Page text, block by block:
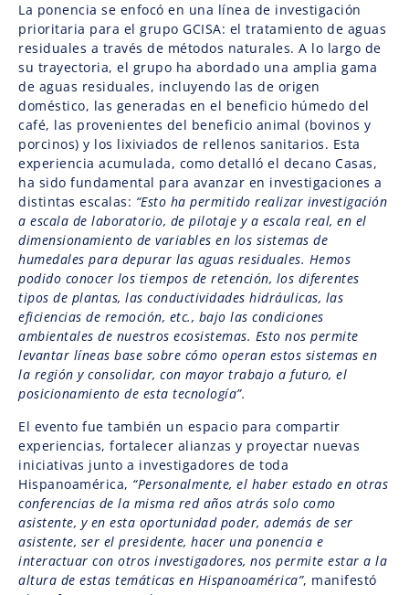
La ponencia se enfocó en una línea de investigación
prioritaria para el grupo GCISA: el tratamiento de aguas
residuales a través de métodos naturales. A lo largo de
su trayectoria, el grupo ha abordado una amplia gama
de aguas residuales, incluyendo las de origen
doméstico, las generadas en el beneficio húmedo del
café, las provenientes del beneficio animal (bovinos y
porcinos) y los lixiviados de rellenos sanitarios. Esta
experiencia acumulada, como detalló el decano Casas,
ha sido fundamental para avanzar en investigaciones a
distintas escalas: “Esto ha permitido realizar investigación
a escala de laboratorio, de pilotaje y a escala real, en el
dimensionamiento de variables en los sistemas de
humedales para depurar las aguas residuales. Hemos
podido conocer los tiempos de retención, los diferentes
tipos de plantas, las conductividades hidráulicas, las
eficiencias de remoción, etc., bajo las condiciones
ambientales de nuestros ecosistemas. Esto nos permite
levantar líneas base sobre cómo operan estos sistemas en
la región y consolidar, con mayor trabajo a futuro, el
posicionamiento de esta tecnología”.
El evento fue también un espacio para compartir
experiencias, fortalecer alianzas y proyectar nuevas
iniciativas junto a investigadores de toda
Hispanoamérica, “Personalmente, el haber estado en otras
conferencias de la misma red años atrás solo como
asistente, y en esta oportunidad poder, además de ser
asistente, ser el presidente, hacer una ponencia e
interactuar con otros investigadores, nos permite estar a la
altura de estas temáticas en Hispanoamérica”, manifestó